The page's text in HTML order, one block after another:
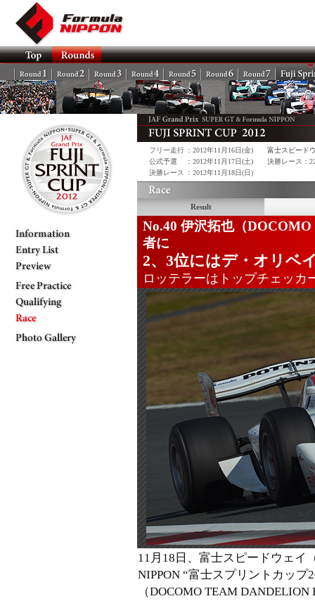
Rd.4 Rd.6
フリー走行
公式予選
決勝レース
：2012年11月16日(金)
：2012年11月17日(土)
：2012年11月18日(日)
富士スピード
決勝レース：
Result
No.40 伊沢拓也（
者に
2、3位にはデ・オリベ
ロッテラーはトップチェッカ
11月18日、富士スピードウェイ
NIPPON “富士スプリントカッ
（DOCOMO TEAM